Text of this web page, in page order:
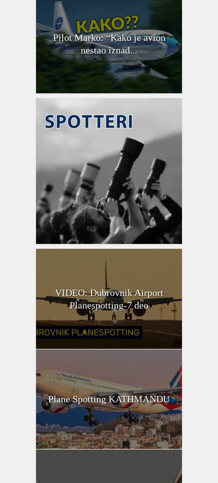
Pilot Marko: “Kako je avion
nestao iznad...
VIDEO: Dubrovnik Airport
Planespotting-7 deo
Plane Spotting KATHMANDU